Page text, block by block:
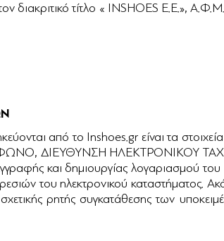
διακριτικό τίτλο « INSHOES
από το Inshoes.gr είναι τα
ΔΙΕΥΘΥΝΣΗ ΗΛΕΚΤΡΟΝΙΚΟΥ
και δημιουργίας λογαριασμού
του ηλεκτρονικού καταστήματος.
σχετικής ρητής συγκατάθεσης των